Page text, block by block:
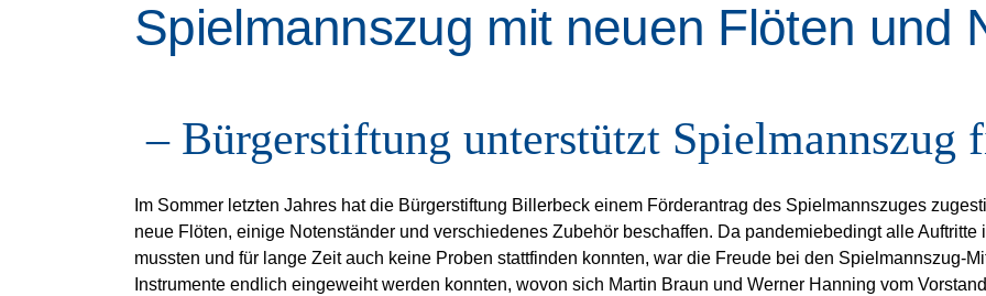
Spielmannszug mit neuen Flöten und
– Bürgerstiftung unterstützt Spielmannszug
Im Sommer letzten Jahres hat die Bürgerstiftung Billerbeck einem Förderantrag des Spielmannszuges
neue Flöten, einige Notenständer und verschiedenes Zubehör beschaffen. Da pandemiebedingt alle
mussten und für lange Zeit auch keine Proben stattfinden konnten, war die Freude bei den Spielmannszug-
Instrumente endlich eingeweiht werden konnten, wovon sich Martin Braun und Werner Hanning vom